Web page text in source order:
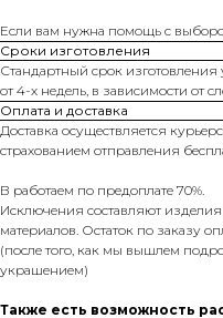
Если вам нужна помощь с
Сроки изготовления
Стандартный срок
от 4-х недель, в зависимости от
Оплата и доставка
Доставка осуществляется
страхованием отправления
В работаем по предоплате 70%.
Исключения составляют
материалов. Остаток по заказу
(после того, как мы вышлем
украшением)
Также есть возможность